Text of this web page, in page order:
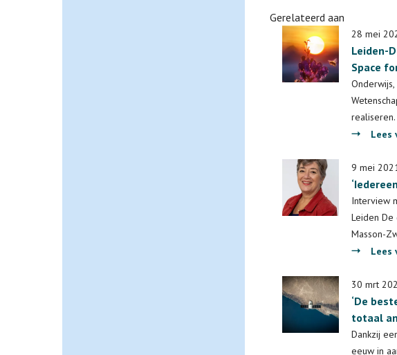
Gerelateerd aan
28 mei
Leiden-
Space
Lees
9 mei
Interview
Leiden De
Masson-
Lees
30 mrt
‘De
totaal
Dankzij
eeuw in